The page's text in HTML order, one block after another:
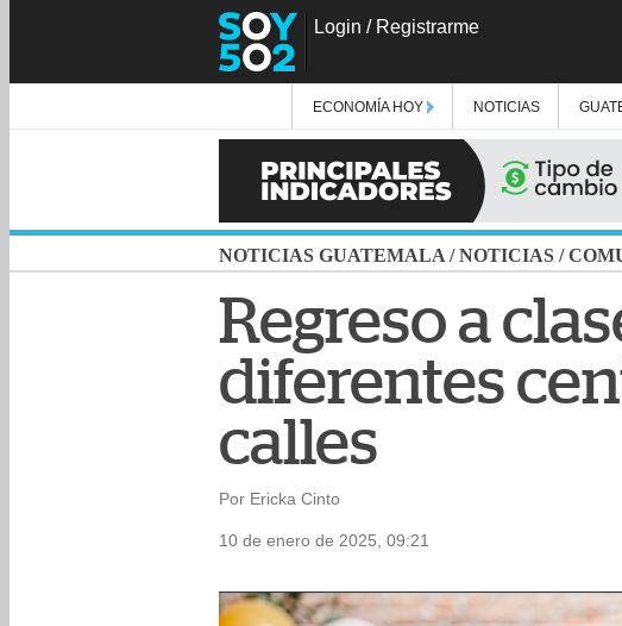
Login / Registrarme
ECONOMÍA HOY NOTICIAS
NOTICIAS GUATEMALA /NOTICIAS /
Regreso a
diferentes
calles
Por Ericka Cinto
10 de enero de 2025, 09:21